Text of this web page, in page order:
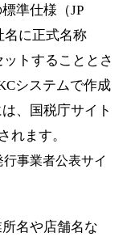
準仕様（JP
名に正式名称
ットすることとさ
システムで作成
、国税庁サイト
れます。
事業者公表サイ
名や店舗名な